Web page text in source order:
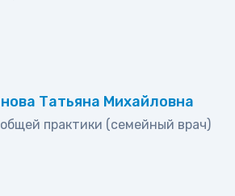
Татьяна Михайловна
практики (семейный врач)